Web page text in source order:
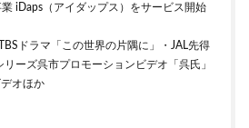
iDaps（アイダップス）をサービス開始
ドラマ「この世界の片隅に」・JAL先得
ーズ呉市プロモーションビデオ「呉氏」
オほか